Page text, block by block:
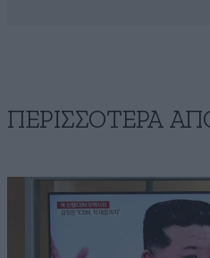
ΠΕΡΙΣΣΟΤΕΡΑ